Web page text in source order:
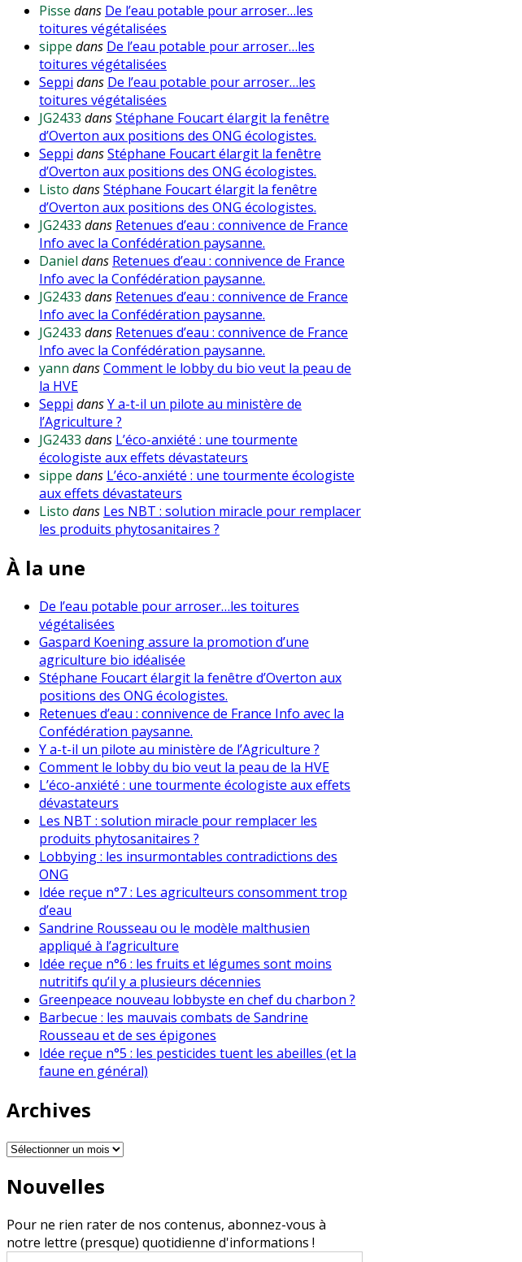
Pisse dans De l’eau potable pour arroser…les
toitures végétalisées
sippe dans De l’eau potable pour arroser…les
toitures végétalisées
Seppi dans De l’eau potable pour arroser…les
toitures végétalisées
JG2433 dansStéphane Foucart élargit la fenêtre
d’Overton aux positions des ONG écologistes.
Seppi dansStéphane Foucart élargit la fenêtre
d’Overton aux positions des ONG écologistes.
Listo dansStéphane Foucart élargit la fenêtre
d’Overton aux positions des ONG écologistes.
JG2433 dans Retenues d’eau : connivence de France
Info avec la Confédération paysanne.
Daniel dans Retenues d’eau : connivence de France
Info avec la Confédération paysanne.
JG2433 dans Retenues d’eau : connivence de France
Info avec la Confédération paysanne.
JG2433 dans Retenues d’eau : connivence de France
Info avec la Confédération paysanne.
yann dansComment le lobby du bio veut la peau de
la HVE
Seppi dansY a-t-il un pilote au ministère de
l’Agriculture ?
JG2433 dans L’éco-anxiété : une tourmente
écologiste aux effets dévastateurs
sippe dans L’éco-anxiété : une tourmente écologiste
aux effets dévastateurs
Listo dans Les NBT : solution miracle pour remplacer
les produits phytosanitaires ?
À la une
De l’eau potable pour arroser…les toitures
végétalisées
Gaspard Koening assure la promotion d’une
agriculture bio idéalisée
Stéphane Foucart élargit la fenêtre d’Overton aux
positions des ONG écologistes.
Retenues d’eau : connivence de France Info avec la
Confédération paysanne.
Y a-t-il un pilote au ministère de l’Agriculture ?
Comment le lobby du bio veut la peau de la HVE
L’éco-anxiété : une tourmente écologiste aux effets
dévastateurs
Les NBT : solution miracle pour remplacer les
produits phytosanitaires ?
Lobbying : les insurmontables contradictions des
ONG
Idée reçue n°7 : Les agriculteurs consomment trop
d’eau
Sandrine Rousseau ou le modèle malthusien
appliqué à l’agriculture
Idée reçue n°6 : les fruits et légumes sont moins
nutritifs qu’il y a plusieurs décennies
Greenpeace nouveau lobbyste en chef du charbon ?
Barbecue : les mauvais combats de Sandrine
Rousseau et de ses épigones
Idée reçue n°5 : les pesticides tuent les abeilles (et la
faune en général)
Archives
Archives
Nouvelles
Pour ne rien rater de nos contenus, abonnez-vous à
notre lettre (presque) quotidienne d'informations !